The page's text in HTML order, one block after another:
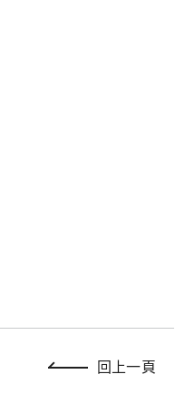
回上一頁